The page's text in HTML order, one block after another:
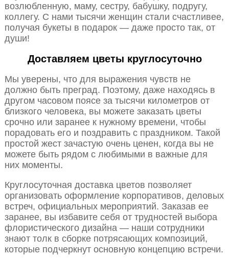
возлюбленную, маму, сестру, бабушку, подругу,
коллегу. С нами тысячи женщин стали счастливее,
получая букеты в подарок — даже просто так, от
души!
Доставляем цветы круглосуточно
Мы уверены, что для выражения чувств не
должно быть преград. Поэтому, даже находясь в
другом часовом поясе за тысячи километров от
близкого человека, вы можете заказать цветы
срочно или заранее к нужному времени, чтобы
порадовать его и поздравить с праздником. Такой
простой жест зачастую очень ценен, когда вы не
можете быть рядом с любимыми в важные для
них моменты.
Круглосуточная доставка цветов позволяет
организовать оформление корпоративов, деловых
встреч, официальных мероприятий. Заказав ее
заранее, вы избавите себя от трудностей выбора
флористического дизайна — наши сотрудники
знают толк в сборке потрясающих композиций,
которые подчеркнут основную концепцию встречи.